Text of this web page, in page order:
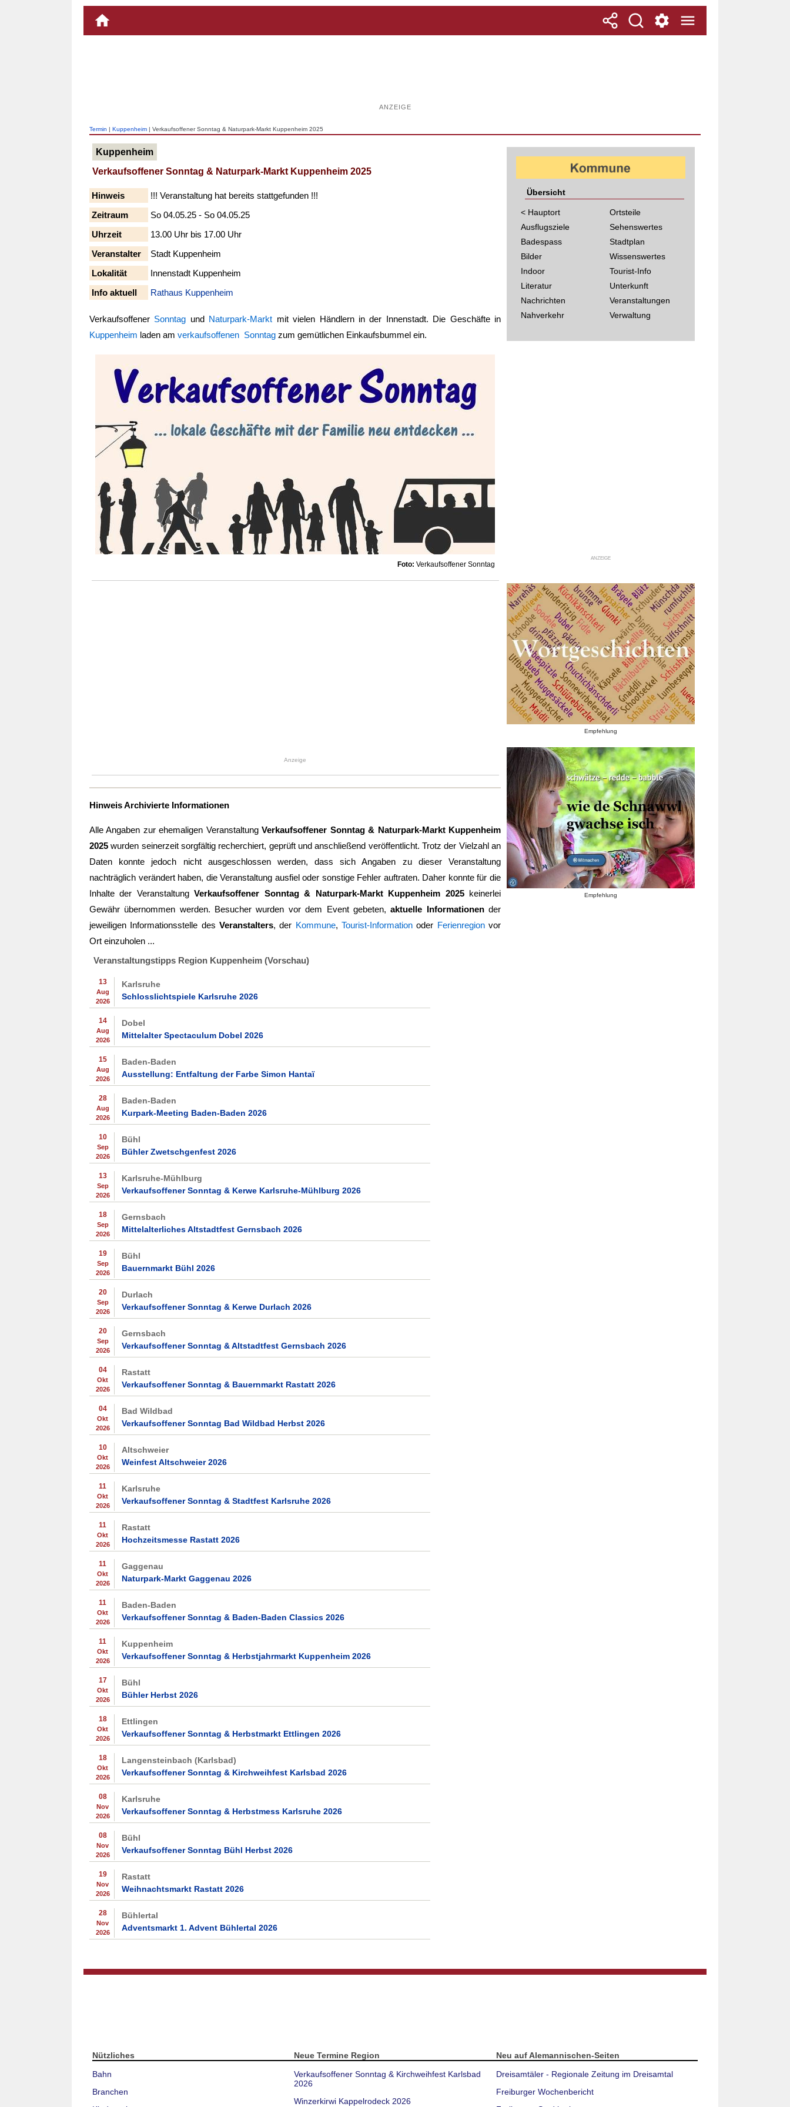
ANZEIGE
Termin | Kuppenheim | Verkaufsoffener Sonntag & Naturpark-Markt Kuppenheim 2025
Kuppenheim
Verkaufsoffener Sonntag & Naturpark-Markt Kuppenheim 2025
Hinweis
!!! Veranstaltung hat bereits stattgefunden !!!
Zeitraum
So 04.05.25 - So 04.05.25
Uhrzeit
13.00 Uhr bis 17.00 Uhr
Veranstalter
Stadt Kuppenheim
Lokalität
Innenstadt Kuppenheim
Info aktuell
Rathaus Kuppenheim
Verkaufsoffener Sonntag und Naturpark-Markt mit vielen Händlern in der Innenstadt. Die Geschäfte in
Kuppenheim laden am verkaufsoffenen Sonntag zum gemütlichen Einkaufsbummel ein.
Foto: Verkaufsoffener Sonntag
Anzeige
Hinweis Archivierte Informationen
Alle Angaben zur ehemaligen VeranstaltungVerkaufsoffener Sonntag & Naturpark-Markt Kuppenheim
2025 wurden seinerzeit sorgfältig recherchiert, geprüft und anschließend veröffentlicht. Trotz der Vielzahl an
Daten konnte jedoch nicht ausgeschlossen werden, dass sich Angaben zu dieser Veranstaltung
nachträglich verändert haben, die Veranstaltung ausfiel oder sonstige Fehler auftraten. Daher konnte für die
Inhalte der VeranstaltungVerkaufsoffener Sonntag & Naturpark-Markt Kuppenheim 2025keinerlei
Gewähr übernommen werden. Besucher wurden vor dem Event gebeten,aktuelle Informationender
jeweiligen Informationsstelle des Veranstalters, der Kommune,Tourist-Information oder Ferienregionvor
Ort einzuholen ...
Veranstaltungstipps Region Kuppenheim (Vorschau)
13
Aug
2026
Karlsruhe
Schlosslichtspiele Karlsruhe 2026
14
Aug
2026
Dobel
Mittelalter Spectaculum Dobel 2026
15
Aug
2026
Baden-Baden
Ausstellung: Entfaltung der Farbe Simon Hantaï
28
Aug
2026
Baden-Baden
Kurpark-Meeting Baden-Baden 2026
10
Sep
2026
Bühl
Bühler Zwetschgenfest 2026
13
Sep
2026
Karlsruhe-Mühlburg
Verkaufsoffener Sonntag & Kerwe Karlsruhe-Mühlburg 2026
18
Sep
2026
Gernsbach
Mittelalterliches Altstadtfest Gernsbach 2026
19
Sep
2026
Bühl
Bauernmarkt Bühl 2026
20
Sep
2026
Durlach
Verkaufsoffener Sonntag & Kerwe Durlach 2026
20
Sep
2026
Gernsbach
Verkaufsoffener Sonntag & Altstadtfest Gernsbach 2026
04
Okt
2026
Rastatt
Verkaufsoffener Sonntag & Bauernmarkt Rastatt 2026
04
Okt
2026
Bad Wildbad
Verkaufsoffener Sonntag Bad Wildbad Herbst 2026
10
Okt
2026
Altschweier
Weinfest Altschweier 2026
11
Okt
2026
Karlsruhe
Verkaufsoffener Sonntag & Stadtfest Karlsruhe 2026
11
Okt
2026
Rastatt
Hochzeitsmesse Rastatt 2026
11
Okt
2026
Gaggenau
Naturpark-Markt Gaggenau 2026
11
Okt
2026
Baden-Baden
Verkaufsoffener Sonntag & Baden-Baden Classics 2026
11
Okt
2026
Kuppenheim
Verkaufsoffener Sonntag & Herbstjahrmarkt Kuppenheim 2026
17
Okt
2026
Bühl
Bühler Herbst 2026
18
Okt
2026
Ettlingen
Verkaufsoffener Sonntag & Herbstmarkt Ettlingen 2026
18
Okt
2026
Langensteinbach (Karlsbad)
Verkaufsoffener Sonntag & Kirchweihfest Karlsbad 2026
08
Nov
2026
Karlsruhe
Verkaufsoffener Sonntag & Herbstmess Karlsruhe 2026
08
Nov
2026
Bühl
Verkaufsoffener Sonntag Bühl Herbst 2026
19
Nov
2026
Rastatt
Weihnachtsmarkt Rastatt 2026
28
Nov
2026
Bühlertal
Adventsmarkt 1. Advent Bühlertal 2026
Übersicht
< Hauptort
Ausflugsziele
Badespass
Bilder
Indoor
Literatur
Nachrichten
Nahverkehr
Ortsteile
Sehenswertes
Stadtplan
Wissenswertes
Tourist-Info
Unterkunft
Veranstaltungen
Verwaltung
ANZEIGE
Empfehlung
Empfehlung
Nützliches
Bahn
Branchen
Neue Termine Region
Verkaufsoffener Sonntag & Kirchweihfest Karlsbad
2026
Winzerkirwi Kappelrodeck 2026
Neu auf Alemannischen-Seiten
Dreisamtäler - Regionale Zeitung im Dreisamtal
Freiburger Wochenbericht